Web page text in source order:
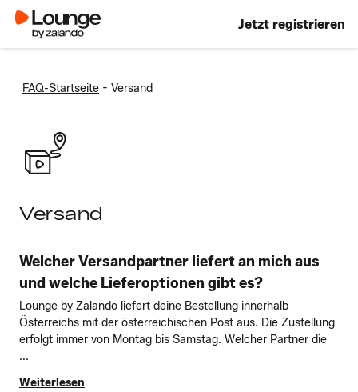
Jetzt registrieren
FAQ-Startseite - Versand
Versand
Welcher Versandpartner liefert an mich aus
und welche Lieferoptionen gibt es?
Lounge by Zalando liefert deine Bestellung innerhalb
Österreichs mit der österreichischen Post aus. Die Zustellung
erfolgt immer von Montag bis Samstag. Welcher Partner die
...
Weiterlesen